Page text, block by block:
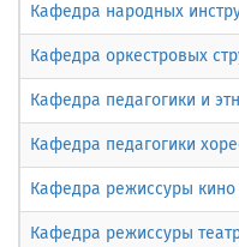
Кафедра народных
Кафедра оркестровых
Кафедра педагогики и
Кафедра педагогики
Кафедра режиссуры кино
Кафедра режиссуры